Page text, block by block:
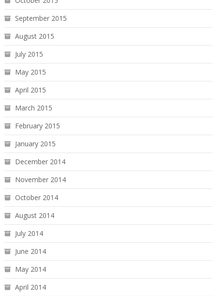
September 2015
August 2015
July 2015
May 2015
April 2015
March 2015
February 2015
January 2015
December 2014
November 2014
October 2014
August 2014
July 2014
June 2014
May 2014
April 2014